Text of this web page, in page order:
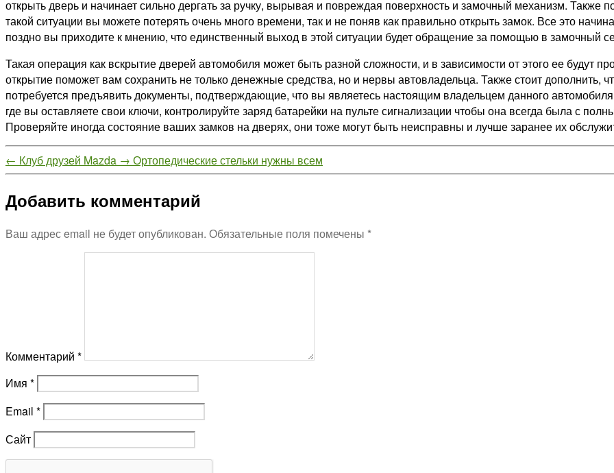
открыть дверь и начинает сильно дергать за ручку, вырывая и повреждая поверхность и замочный механизм. Также
такой ситуации вы можете потерять очень много времени, так и не поняв как правильно открыть замок. Все это
поздно вы приходите к мнению, что единственный выход в этой ситуации будет обращение за помощью в замочный
Такая операция как вскрытие дверей автомобиля может быть разной сложности, и в зависимости от этого ее будут
открытие поможет вам сохранить не только денежные средства, но и нервы автовладельца. Также стоит дополнить,
потребуется предъявить документы, подтверждающие, что вы являетесь настоящим владельцем данного
где вы оставляете свои ключи, контролируйте заряд батарейки на пульте сигнализации чтобы она всегда была с
Проверяйте иногда состояние ваших замков на дверях, они тоже могут быть неисправны и лучше заранее их
← Клуб друзей Mazda → Ортопедические стельки нужны всем
Добавить комментарий
Ваш адрес email не будет опубликован. Обязательные поля помечены *
Комментарий *
Имя *
Email *
Сайт